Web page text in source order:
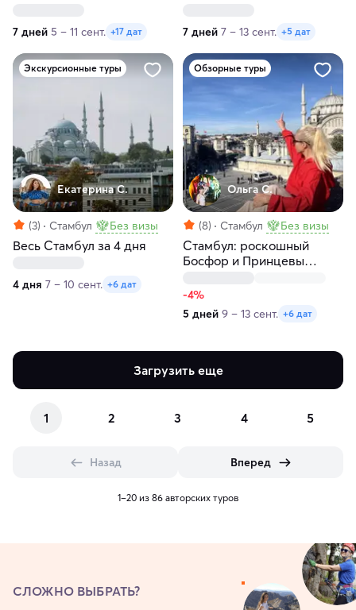
7 дней 5 – 11 сент. +17 дат 7 дней 7 – 13 сент. +5 дат
Экскурсионные туры
Екатерина С.
(3) Стамбул Без визы
Весь Стамбул за 4 дня
4 дня 7 – 10 сент. +6 дат
Обзорные туры
Ольга С.
(8) Стамбул Без визы
Стамбул: роскошный
Босфор и Принцевы
-4%
5 дней 9 – 13 сент. +6 дат
Загрузить еще
1 2 3 4 5
Назад Вперед
1–20 из 86 авторских туров
СЛОЖНО ВЫБРАТЬ?